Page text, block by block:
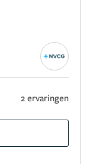
2 ervaringen